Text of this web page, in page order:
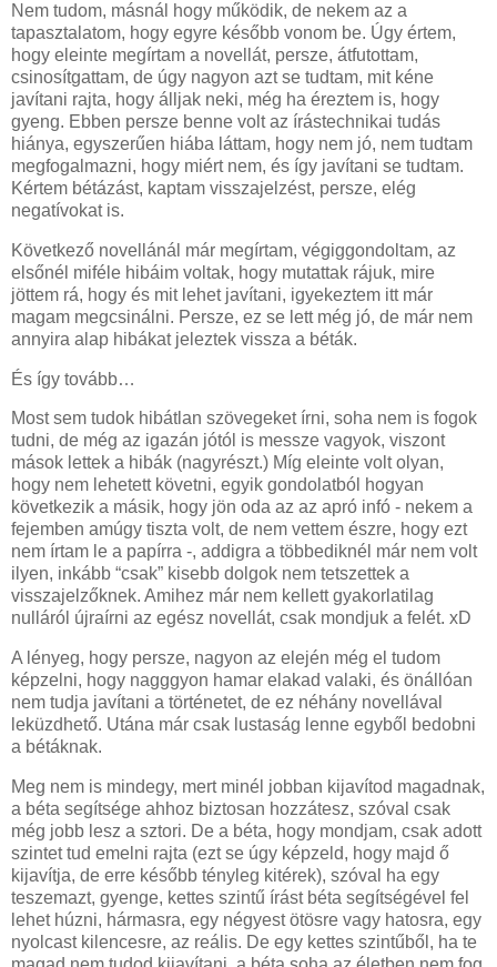
Nem tudom, másnál hogy működik, de nekem az a
tapasztalatom, hogy egyre később vonom be. Úgy értem,
hogy eleinte megírtam a novellát, persze, átfutottam,
csinosítgattam, de úgy nagyon azt se tudtam, mit kéne
javítani rajta, hogy álljak neki, még ha éreztem is, hogy
gyeng. Ebben persze benne volt az írástechnikai tudás
hiánya, egyszerűen hiába láttam, hogy nem jó, nem tudtam
megfogalmazni, hogy miért nem, és így javítani se tudtam.
Kértem bétázást, kaptam visszajelzést, persze, elég
negatívokat is.
Következő novellánál már megírtam, végiggondoltam, az
elsőnél miféle hibáim voltak, hogy mutattak rájuk, mire
jöttem rá, hogy és mit lehet javítani, igyekeztem itt már
magam megcsinálni. Persze, ez se lett még jó, de már nem
annyira alap hibákat jeleztek vissza a béták.
És így tovább…
Most sem tudok hibátlan szövegeket írni, soha nem is fogok
tudni, de még az igazán jótól is messze vagyok, viszont
mások lettek a hibák (nagyrészt.) Míg eleinte volt olyan,
hogy nem lehetett követni, egyik gondolatból hogyan
következik a másik, hogy jön oda az az apró infó - nekem a
fejemben amúgy tiszta volt, de nem vettem észre, hogy ezt
nem írtam le a papírra -, addigra a többediknél már nem volt
ilyen, inkább “csak” kisebb dolgok nem tetszettek a
visszajelzőknek. Amihez már nem kellett gyakorlatilag
nulláról újraírni az egész novellát, csak mondjuk a felét. xD
A lényeg, hogy persze, nagyon az elején még el tudom
képzelni, hogy nagggyon hamar elakad valaki, és önállóan
nem tudja javítani a történetet, de ez néhány novellával
leküzdhető. Utána már csak lustaság lenne egyből bedobni
a bétáknak.
Meg nem is mindegy, mert minél jobban kijavítod magadnak,
a béta segítsége ahhoz biztosan hozzátesz, szóval csak
még jobb lesz a sztori. De a béta, hogy mondjam, csak adott
szintet tud emelni rajta (ezt se úgy képzeld, hogy majd ő
kijavítja, de erre később tényleg kitérek), szóval ha egy
teszemazt, gyenge, kettes szintű írást béta segítségével fel
lehet húzni, hármasra, egy négyest ötösre vagy hatosra, egy
nyolcast kilencesre, az reális. De egy kettes szintűből, ha te